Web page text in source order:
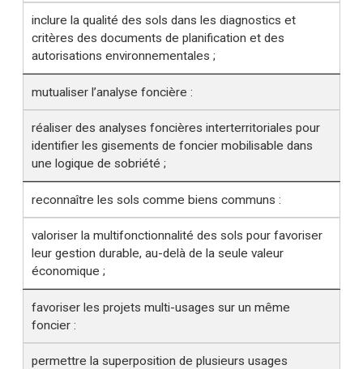
inclure la qualité des sols dans les diagnostics et
critères des documents de planification et des
autorisations environnementales ;
mutualiser l’analyse foncière :
réaliser des analyses foncières interterritoriales pour
identifier les gisements de foncier mobilisable dans
une logique de sobriété ;
reconnaître les sols comme biens communs :
valoriser la multifonctionnalité des sols pour favoriser
leur gestion durable, au-delà de la seule valeur
économique ;
favoriser les projets multi-usages sur un même
foncier :
permettre la superposition de plusieurs usages